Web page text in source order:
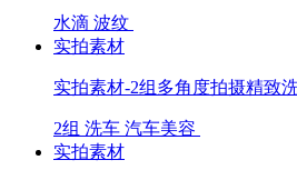
水滴 波纹
实拍素材
实拍素材-2组多角度拍摄精致
2组 洗车 汽车美容
实拍素材